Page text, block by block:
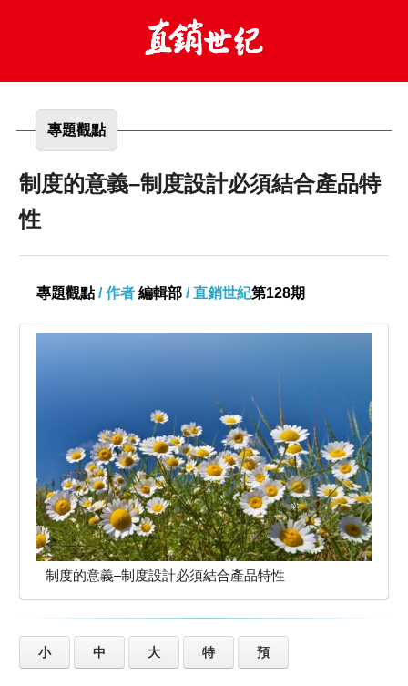
專題觀點
制度的意義–制度設計必須結合產品特
性
專題觀點/ 作者 編輯部 / 直銷世紀第128期
制度的意義–制度設計必須結合產品特性
小 中 大 特 預